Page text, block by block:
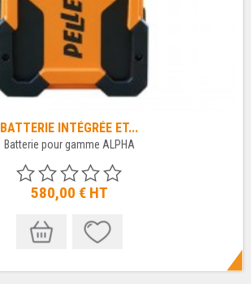
BATTERIE INTÉGRÉE ET...
Batterie pour gamme ALPHA
580,00 € HT